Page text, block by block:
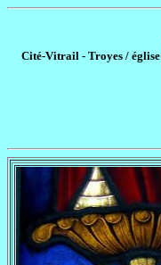
Cité-Vitrail - Troyes / église